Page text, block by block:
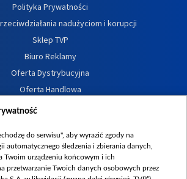
Polityka Prywatności
nadużyciom i korupcji
Sklep TVP
Biuro Reklamy
Oferta Dystrybucyjna
Oferta Handlowa
Dostępność
zgłoszeń wewnętrznych
do serwisu", aby wyrazić zgody na
automatycznego śledzenia i zbierania danych,
Twoim urządzeniu końcowym i ich
przetwarzanie Twoich danych osobowych przez